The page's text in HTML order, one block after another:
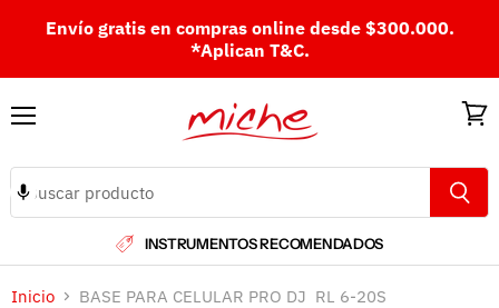
Envío gratis en compras online desde $300.000.
*Aplican T&C.
INSTRUMENTOS RECOMENDADOS
Inicio BASE PARA CELULAR PRO DJ RL 6-20S